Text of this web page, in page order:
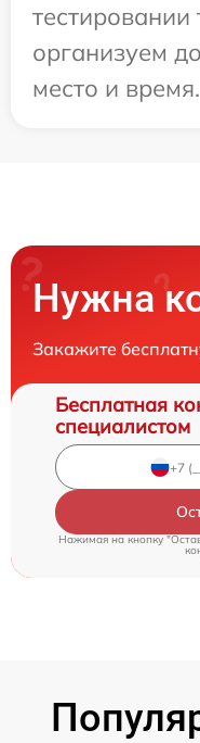
организуем
место и время.
Нужна
Закажите
Бесплатная
специалистом
Нажимая на кнопку